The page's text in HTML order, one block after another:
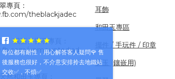
專頁：
theblackjadec
、戒面、裸石專頁：
unmountedjad
天然和田玉專頁：
耳飾
和田玉專區
擺件 / 手玩件 / 印章
裸玉 (鑲嵌用)
每位都有耐性，用心解答客人疑問🌹 售
後服務也很好，不介意安排拎去地鐵站
交收✅，不煩✅